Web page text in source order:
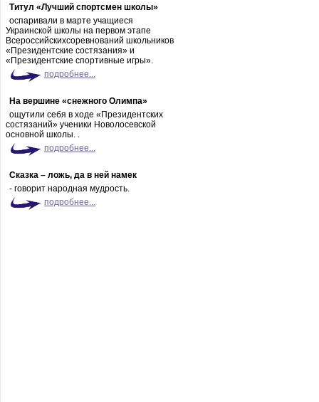
Титул «Лучший спортсмен школы»
оспаривали в марте учащиеся
Украинской школы на первом этапе
Всероссийскихсоревнований школьников
«Президентские состязания» и
«Президентские спортивные игры».
подробнее...
На вершине «снежного Олимпа»
ощутили себя в ходе «Президентских
состязаний» ученики Новолосевской
основной школы. .
подробнее...
Сказка – ложь, да в ней намек
- говорит народная мудрость.
подробнее...